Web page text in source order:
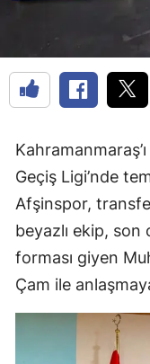
Geçiş Ligi’nde
Afşinspor,
beyazlı ekip, son
forması giyen
Çam ile